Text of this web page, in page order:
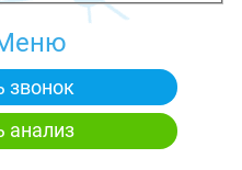
звонок
анализ